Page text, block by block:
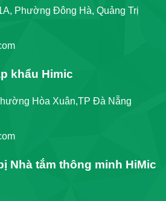
Phường Đông Hà, Quảng Trị
khẩu Himic
Hòa Xuân,TP Đà Nẵng
Nhà tắm thông minh HiMic